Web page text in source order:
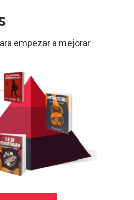
empezar a mejorar